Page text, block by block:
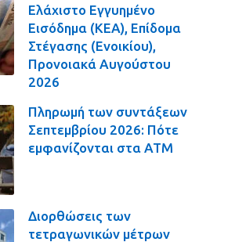
Ελάχιστο Εγγυημένο
Εισόδημα (ΚΕΑ), Επίδομα
Στέγασης (Ενοικίου),
Προνοιακά Αυγούστου
2026
Πληρωμή των συντάξεων
Σεπτεμβρίου 2026: Πότε
εμφανίζονται στα ΑΤΜ
Διορθώσεις των
τετραγωνικών μέτρων